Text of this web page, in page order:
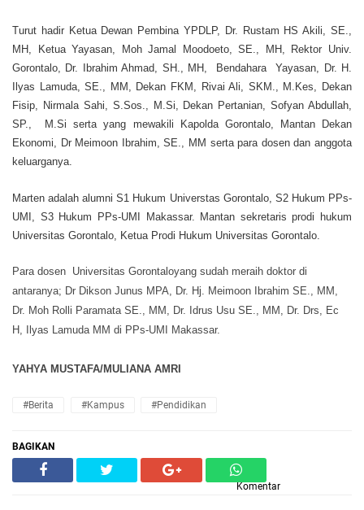
Turut hadir Ketua Dewan Pembina YPDLP, Dr. Rustam HS Akili, SE.,
MH, Ketua Yayasan, Moh Jamal Moodoeto, SE., MH, Rektor Univ.
Gorontalo, Dr. Ibrahim Ahmad, SH., MH, Bendahara Yayasan, Dr. H.
Ilyas Lamuda, SE., MM, Dekan FKM, Rivai Ali, SKM., M.Kes, Dekan
Fisip, Nirmala Sahi, S.Sos., M.Si, Dekan Pertanian, Sofyan Abdullah,
SP., M.Si serta yang mewakili Kapolda Gorontalo, Mantan Dekan
Ekonomi, Dr Meimoon Ibrahim, SE., MM serta para dosen dan anggota
keluarganya.
Marten adalah alumni S1 Hukum Universtas Gorontalo, S2 Hukum PPs-
UMI, S3 Hukum PPs-UMI Makassar. Mantan sekretaris prodi hukum
Universitas Gorontalo, Ketua Prodi Hukum Universitas Gorontalo.
Para dosen Universitas Gorontaloyang sudah meraih doktor di
antaranya; Dr Dikson Junus MPA, Dr. Hj. Meimoon Ibrahim SE., MM,
Dr. Moh Rolli Paramata SE., MM, Dr. Idrus Usu SE., MM, Dr. Drs, Ec
H, Ilyas Lamuda MM di PPs-UMI Makassar.
YAHYA MUSTAFA/MULIANA AMRI
#Berita #Kampus #Pendidikan
BAGIKAN
Komentar